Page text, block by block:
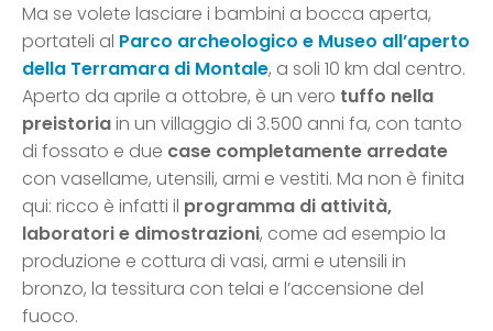
Ma se volete lasciare i bambini a bocca aperta,
portateli al Parco archeologico e Museo all’aperto
della Terramara di Montale, a soli 10 km dal centro.
Aperto da aprile a ottobre, è un vero tuffo nella
preistoriain un villaggio di 3.500 anni fa, con tanto
di fossato e due case completamente arredate
con vasellame, utensili, armi e vestiti. Ma non è finita
qui: ricco è infatti il programma di attività,
laboratori e dimostrazioni, come ad esempio la
produzione e cottura di vasi, armi e utensili in
bronzo, la tessitura con telai e l’accensione del
fuoco.